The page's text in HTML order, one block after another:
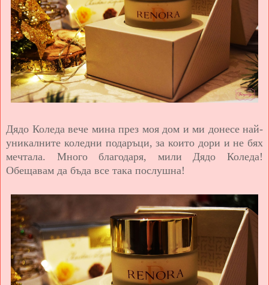
Дядо Коледа вече мина през моя дом и ми донесе най-
уникалните коледни подаръци, за които дори и не бях
мечтала. Много благодаря, мили Дядо Коледа!
Обещавам да бъда все така послушна!